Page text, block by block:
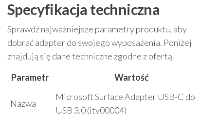
Specyfikacja techniczna
Sprawdź najważniejsze parametry produktu, aby
dobrać adapter do swojego wyposażenia. Poniżej
znajdują się dane techniczne zgodne z ofertą.
Parametr
Wartość
Nazwa
Microsoft Surface Adapter USB-C do
USB 3.0 (jty00004)